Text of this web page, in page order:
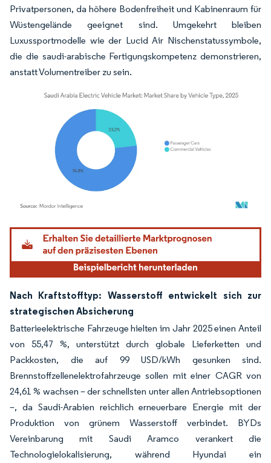
Privatpersonen, da höhere Bodenfreiheit und Kabinenraum für
Wüstengelände geeignet sind. Umgekehrt bleiben
Luxussportmodelle wie der Lucid Air Nischenstatussymbole,
die die saudi-arabische Fertigungskompetenz demonstrieren,
anstatt Volumentreiber zu sein.
Bild © Mordor Intelligence. Wiederverwendung erfordert Namensnennung gemäß
Nach Kraftstofftyp: Wasserstoff entwickelt sich zur
strategischen Absicherung
Batterieelektrische Fahrzeuge hielten im Jahr 2025 einen Anteil
von 55,47 %, unterstützt durch globale Lieferketten und
Packkosten, die auf 99 USD/kWh gesunken sind.
Brennstoffzellenelektrofahrzeuge sollen mit einer CAGR von
24,61 % wachsen – der schnellsten unter allen Antriebsoptionen
–, da Saudi-Arabien reichlich erneuerbare Energie mit der
Produktion von grünem Wasserstoff verbindet. BYDs
Vereinbarung mit Saudi Aramco verankert die
Technologielokalisierung, während Hyundai ein